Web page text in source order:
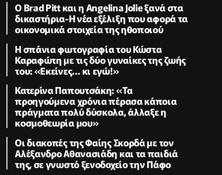
Ο Brad Pitt και η Angelina Jolie ξανά στα
δικαστήρια-Η νέα εξέλιξη που αφορά τα
οικονομικά στοιχεία της ηθοποιού
Η σπάνια φωτογραφία του Κώστα
Καραφώτη με τις δύο γυναίκες της ζωής
του: «Εκείνες… κι εγώ!»
Κατερίνα Παπουτσάκη: «Τα
προηγούμενα χρόνια πέρασα κάποια
πράγματα πολύ δύσκολα, άλλαξε η
κοσμοθεωρία μου»
Οι διακοπές της Φαίης Σκορδά με τον
Αλέξανδρο Αθανασιάδη και τα παιδιά
της, σε γνωστό ξενοδοχείο την Πάφο